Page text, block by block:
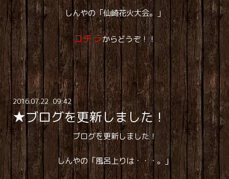
しんやの「仙崎花火大会。」
コチラからどうぞ！！
2016.07.22 09:42
★ブログを更新しました！
ブログを更新しました！
しんやの「風呂上りは・・・。」